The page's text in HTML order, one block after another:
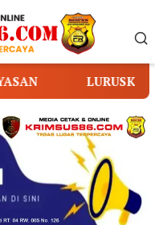
LOGGING DI